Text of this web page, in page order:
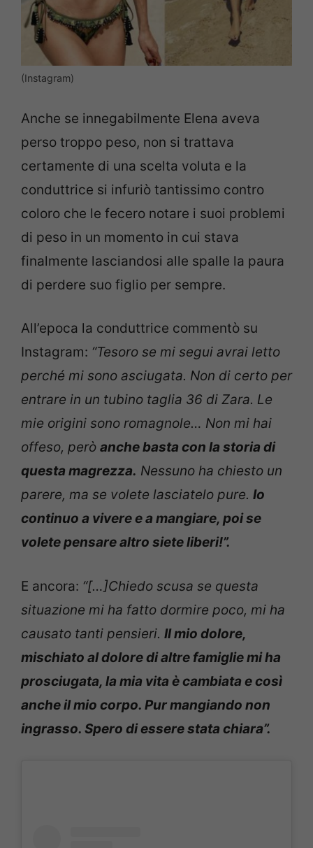
(Instagram)
Anche se innegabilmente Elena aveva
perso troppo peso, non si trattava
certamente di una scelta voluta e la
conduttrice si infuriò tantissimo contro
coloro che le fecero notare i suoi problemi
di peso in un momento in cui stava
finalmente lasciandosi alle spalle la paura
di perdere suo figlio per sempre.
All’epoca la conduttrice commentò su
Instagram: “Tesoro se mi segui avrai letto
perché mi sono asciugata. Non di certo per
entrare in un tubino taglia 36 di Zara. Le
mie origini sono romagnole… Non mi hai
offeso, però anche basta con la storia di
questa magrezza. Nessuno ha chiesto un
parere, ma se volete lasciatelo pure. Io
continuo a vivere e a mangiare, poi se
volete pensare altro siete liberi!”.
E ancora: “[…]Chiedo scusa se questa
situazione mi ha fatto dormire poco, mi ha
causato tanti pensieri. Il mio dolore,
mischiato al dolore di altre famiglie mi ha
prosciugata, la mia vita è cambiata e così
anche il mio corpo. Pur mangiando non
ingrasso. Spero di essere stata chiara”.